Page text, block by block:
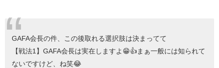
GAFA会長の件、この後取れる選択肢は決まってて
【戦法1】GAFA会長は実在しますよ😁👍まぁ一般には知られて
ないですけど、ね笑😂